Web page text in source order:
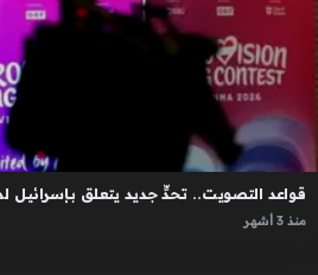
قواعد التصويت.. تحدٍّ جديد يتعلق بإسرائيل
منذ 3 أشهر